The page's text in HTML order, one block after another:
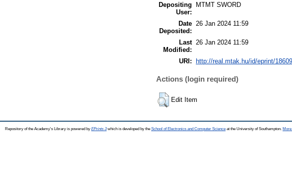
Depositing
User:
MTMT SWORD
Date
Deposited:
26 Jan 2024 11:59
Last
Modified:
26 Jan 2024 11:59
URI: http://real.mtak.hu/id/eprint/
Actions (login required)
Edit Item
Repository of the Academy's Library is powered by EPrints 3which is developed by the School of Electronics and Computer Science at the University of Southampton.